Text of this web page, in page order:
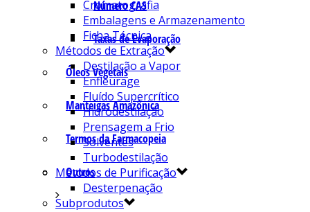
Número CAS
Taxas de Evaporação
Óleos Vegetais
Manteigas Amazônica
Termos da Farmacopeia
Outros
Cromatografia
Embalagens e Armazenamento
Ficha Técnica
Métodos de Extração
Destilação a Vapor
Enfleurage
Fluído Supercrítico
Hidrodestilação
Prensagem a Frio
Solventes
Turbodestilação
Métodos de Purificação
Desterpenação
Subprodutos